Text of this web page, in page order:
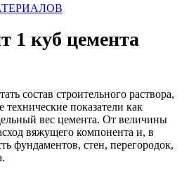
1 куб цемента
состав строительного раствора,
технические показатели как
вес цемента. От величины
вяжущего компонента и, в
фундаментов, стен, перегородок,